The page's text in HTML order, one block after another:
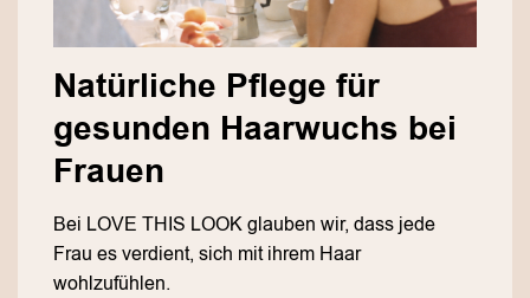
Natürliche Pflege für
gesunden Haarwuchs bei
Frauen
Bei LOVE THIS LOOK glauben wir, dass jede
Frau es verdient, sich mit ihrem Haar
wohlzufühlen.